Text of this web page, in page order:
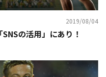
2019/08/04
の活用」にあり！